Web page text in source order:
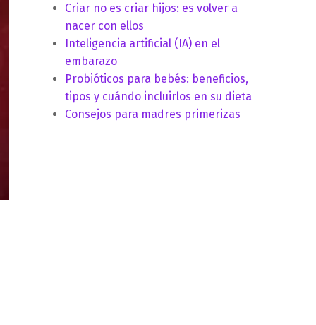
Criar no es criar hijos: es volver a
nacer con ellos
Inteligencia artificial (IA) en el
embarazo
Probióticos para bebés: beneficios,
tipos y cuándo incluirlos en su dieta
Consejos para madres primerizas